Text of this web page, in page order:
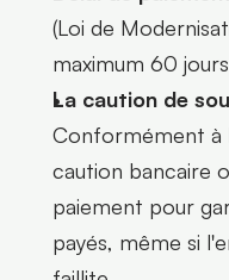
(Loi de
maximum 60
La caution de
Conformément à
caution bancaire
paiement pour
payés, même si